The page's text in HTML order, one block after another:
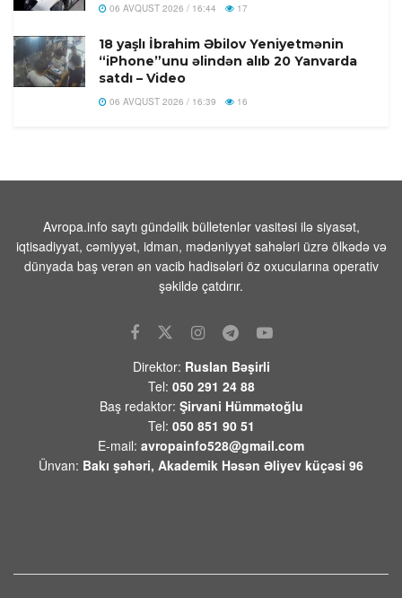
06 AVQUST 2026 / 16:44 17
18 yaşlı İbrahim Əbilov Yeniyetmənin
“iPhone”unu əlindən alıb 20 Yanvarda
satdı – Video
06 AVQUST 2026 / 16:39 16
Vüqar Dadaşov -Azərbaycan: Qaranlıq
keçmişdən aydınlıq tarixə” kitabına
münasibətim
06 AVQUST 2026 / 13:09 118
Elxan Şahinoğlu:”Kreml Ceyhun
Bayramovun Kiyevdəki görüşlərini də
diqqətlə izləyəcək”
06 AVQUST 2026 / 12:33 8
Behnam Səidi: “Hörmüz boğazı İrana
qarşı təhdidlər bitənə qədər bağlı
qalacaq”
06 AVQUST 2026 / 12:24 8
Avropa.info saytı gündəlik bülletenlər vasitəsi ilə siyasət,
iqtisadiyyat, cəmiyyət, idman, mədəniyyət sahələri üzrə ölkədə və
dünyada baş verən ən vacib hadisələri öz oxucularına operativ
şəkildə çatdırır.
Direktor: Ruslan Bəşirli
Tel: 050 291 24 88
Baş redaktor: Şirvani Hümmətoğlu
Tel: 050 851 90 51
E-mail: avropainfo528@gmail.com
Ünvan: Bakı şəhəri, Akademik Həsən Əliyev küçəsi 96